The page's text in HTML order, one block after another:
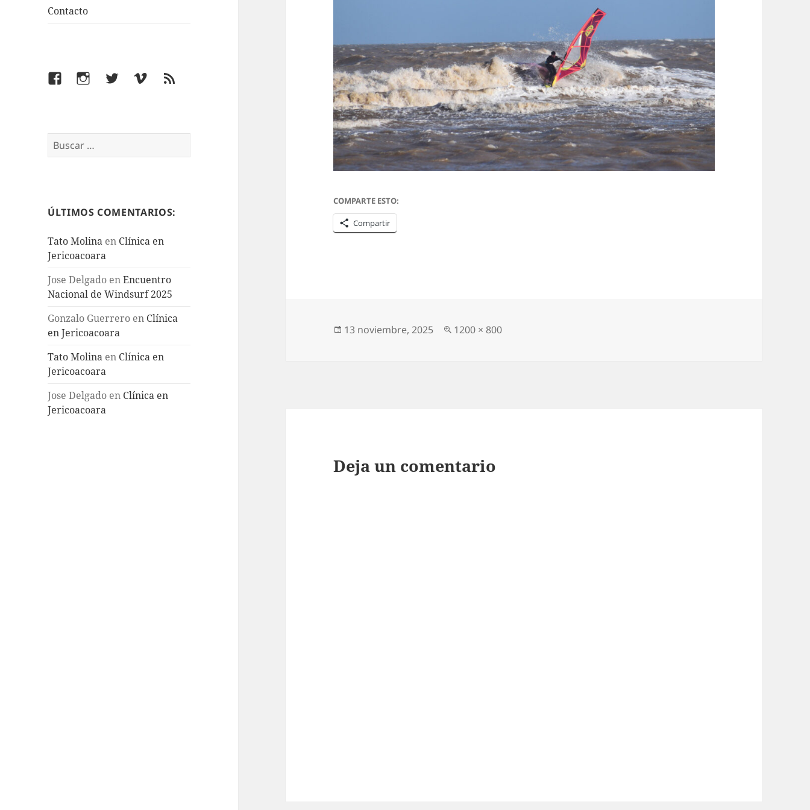
Contacto
FacebookInstagramTwitterVimeoFeed
Buscar:
ÚLTIMOS COMENTARIOS:
Tato Molina en Clínica en
Jericoacoara
Jose Delgado enEncuentro
Nacional de Windsurf 2025
Gonzalo Guerrero en Clínica
en Jericoacoara
Tato Molina en Clínica en
Jericoacoara
Jose Delgado en Clínica en
Jericoacoara
COMPARTE ESTO:
Compartir
Publicado
13 noviembre, 2025
Tamaño
1200 × 800
Deja un comentario